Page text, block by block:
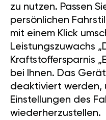
zu nutzen. Passen
persönlichen
mit einem Klick
Leistungszuwachs
Kraftstoffersparnis
bei Ihnen. Das
deaktiviert werden,
Einstellungen des
wiederherzustellen.